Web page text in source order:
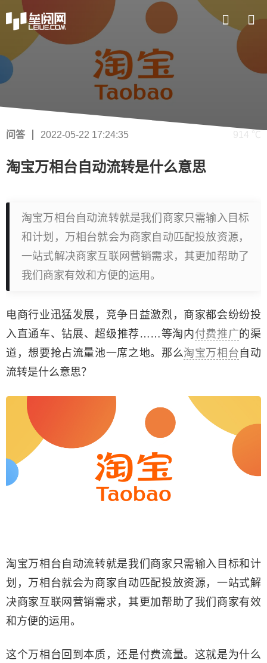
问答 2022-05-22 17:24:35 914 ℃
淘宝万相台自动流转是什么意思
淘宝万相台自动流转就是我们商家只需输入目标
和计划，万相台就会为商家自动匹配投放资源，
一站式解决商家互联网营销需求，其更加帮助了
我们商家有效和方便的运用。
电商行业迅猛发展，竞争日益激烈，商家都会纷纷投
入直通车、钻展、超级推荐……等淘内付费推广的渠
道，想要抢占流量池一席之地。那么淘宝万相台 自动
流转是什么意思？
淘宝万相台自动流转就是我们商家只需输入目标和计
划，万相台就会为商家自动匹配投放资源，一站式解
决商家互联网营销需求，其更加帮助了我们商家有效
和方便的运用。
这个万相台回到本质，还是付费流量。这就是为什么